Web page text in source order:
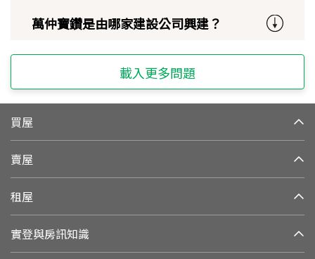
萬仲寶鑽是由哪家建設公司興建？
載入更多問題
買屋
賣屋
租屋
實登與房訊知識